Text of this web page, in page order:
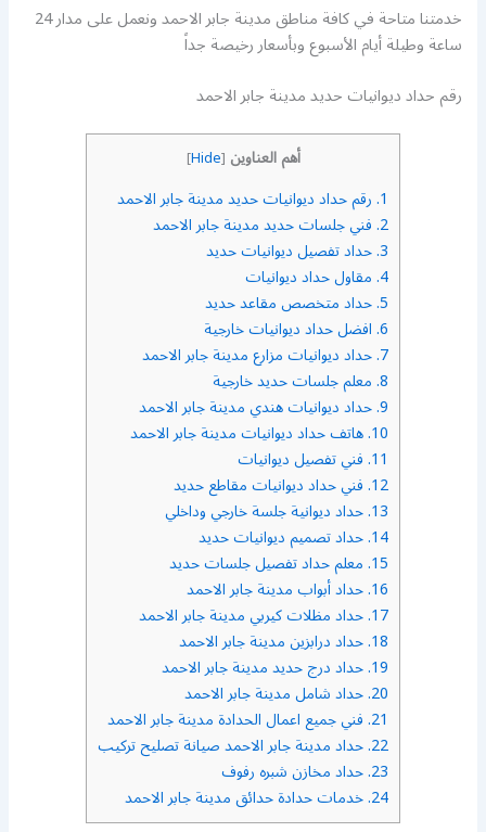
خدمتنا متاحة في كافة مناطق مدينة جابر الاحمد ونعمل على مدار 24
ساعة وطيلة أيام الأسبوع وبأسعار رخيصة جداً
رقم حداد ديوانيات حديد مدينة جابر الاحمد
أهم العناوين [
Hide
]
1. رقم حداد ديوانيات حديد مدينة جابر الاحمد
2. فني جلسات حديد مدينة جابر الاحمد
3. حداد تفصيل ديوانيات حديد
4. مقاول حداد ديوانيات
5. حداد متخصص مقاعد حديد
6. افضل حداد ديوانيات خارجية
7. حداد ديوانيات مزارع مدينة جابر الاحمد
8. معلم جلسات حديد خارجية
9. حداد ديوانيات هندي مدينة جابر الاحمد
10. هاتف حداد ديوانيات مدينة جابر الاحمد
11. فني تفصيل ديوانيات
12. فني حداد ديوانيات مقاطع حديد
13. حداد ديوانية جلسة خارجي وداخلي
14. حداد تصميم ديوانيات حديد
15. معلم حداد تفصيل جلسات حديد
16. حداد أبواب مدينة جابر الاحمد
17. حداد مظلات كيربي مدينة جابر الاحمد
18. حداد درابزين مدينة جابر الاحمد
19. حداد درج حديد مدينة جابر الاحمد
20. حداد شامل مدينة جابر الاحمد
21. فني جميع اعمال الحدادة مدينة جابر الاحمد
22. حداد مدينة جابر الاحمد صيانة تصليح تركيب
23. حداد مخازن شبره رفوف
24. خدمات حدادة حدائق مدينة جابر الاحمد